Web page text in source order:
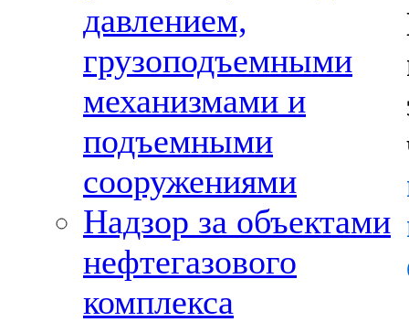
давлением,
грузоподъемными
механизмами и
подъемными
сооружениями
Надзор за объектами
нефтегазового
комплекса